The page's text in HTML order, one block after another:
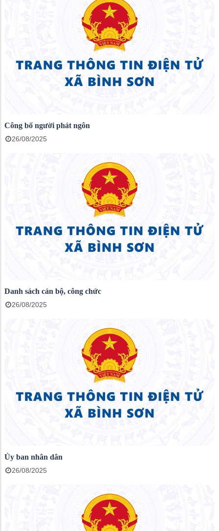
Công bố người phát ngôn
26/08/2025
Danh sách cán bộ, công chức
26/08/2025
Ủy ban nhân dân
26/08/2025